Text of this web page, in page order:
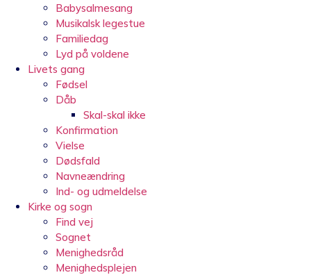
Babysalmesang
Musikalsk legestue
Familiedag
Lyd på voldene
Livets gang
Fødsel
Dåb
Skal-skal ikke
Konfirmation
Vielse
Dødsfald
Navneændring
Ind- og udmeldelse
Kirke og sogn
Find vej
Sognet
Menighedsråd
Menighedsplejen